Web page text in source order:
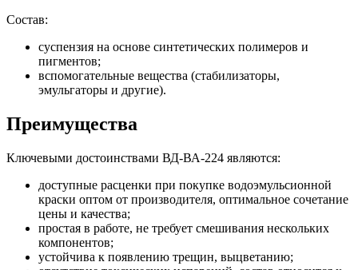
Состав:
суспензия на основе синтетических полимеров и
пигментов;
вспомогательные вещества (стабилизаторы,
эмульгаторы и другие).
Преимущества
Ключевыми достоинствами ВД-ВА-224 являются:
доступные расценки при покупке водоэмульсионной
краски оптом от производителя, оптимальное сочетание
цены и качества;
простая в работе, не требует смешивания нескольких
компонентов;
устойчива к появлению трещин, выцветанию;